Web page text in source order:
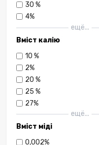
30 %
4%
ещё...
Вміст калію
10 %
2%
20 %
25 %
27%
ещё...
Вміст міді
0,002%